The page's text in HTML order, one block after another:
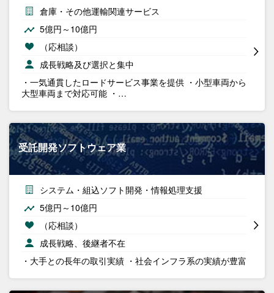
倉庫・その他運輸関連サービス
5億円～10億円
（応相談）
成長戦略及び選択と集中
・一気通貫したロードサービス事業を提供 ・小型車両から
大型車両まで対応可能 ・…
受託開発ソフトウェア業
システム・組込ソフト開発・情報処理支援
5億円～10億円
（応相談）
成長戦略、後継者不在
・大手との長年の取引実績 ・社会インフラ系の実績が豊富